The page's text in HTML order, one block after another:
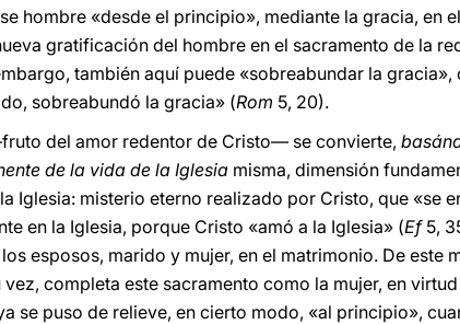
hombre «desde el principio», mediante la gracia, en
gratificación del hombre en el sacramento de la
también aquí puede «sobreabundar la
sobreabundó la gracia» (Rom 5, 20).
del amor redentor de Cristo— se convierte,
de la vida de la Iglesia misma, dimensión
Iglesia: misterio eterno realizado por Cristo, que «se
en la Iglesia, porque Cristo «amó a la Iglesia» (Ef5,
esposos, marido y mujer, en el matrimonio. De este
completa este sacramento como la mujer, en
se puso de relieve, en cierto modo, «al principio»,